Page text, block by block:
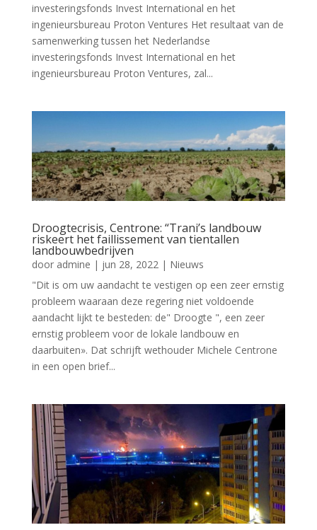
investeringsfonds Invest International en het
ingenieursbureau Proton Ventures Het resultaat van de
samenwerking tussen het Nederlandse
investeringsfonds Invest International en het
ingenieursbureau Proton Ventures, zal...
Droogtecrisis, Centrone: “Trani’s landbouw
riskeert het faillissement van tientallen
landbouwbedrijven
door admine | jun 28, 2022| Nieuws
"Dit is om uw aandacht te vestigen op een zeer ernstig
probleem waaraan deze regering niet voldoende
aandacht lijkt te besteden: de" Droogte ", een zeer
ernstig probleem voor de lokale landbouw en
daarbuiten». Dat schrijft wethouder Michele Centrone
in een open brief...